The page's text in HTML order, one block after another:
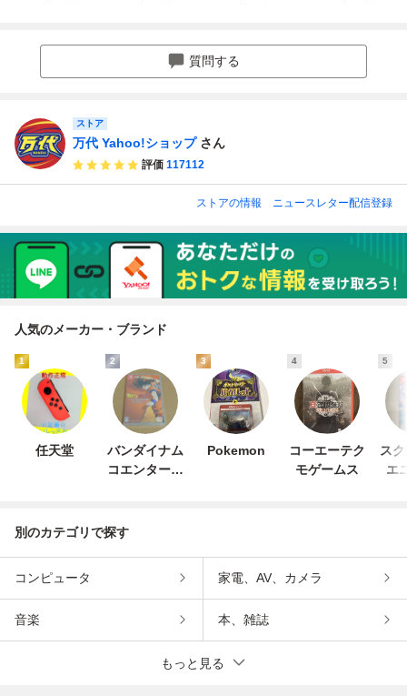
テンドースイッチ/
任天堂] 現状品
動作品 HEG-S-KA
AAA
質問する
ストア
万代 Yahoo!ショップ さん
評価 117112
ストアの情報 ニュースレター配信登録
人気のメーカー・ブランド
1
任天堂
2
バンダイナム
コエンターテ
3
Pokemon
4
コーエーテク
モゲームス
5
ス
エ
別のカテゴリで探す
コンピュータ 家電、AV、カメラ
音楽 本、雑誌
もっと見る